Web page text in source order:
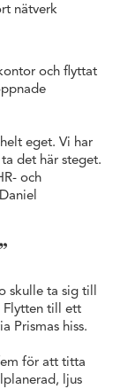
nätverk
och flyttat
eget. Vi har
det här steget.
och
skulle ta sig till
Flytten till ett
Prismas hiss.
för att titta
ljus